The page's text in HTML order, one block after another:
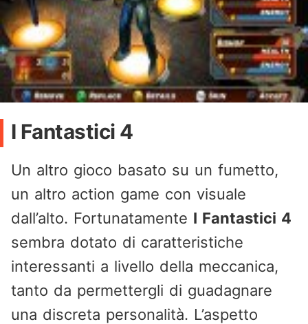
I Fantastici 4
Un altro gioco basato su un fumetto,
un altro action game con visuale
dall’alto. Fortunatamente I Fantastici 4
sembra dotato di caratteristiche
interessanti a livello della meccanica,
tanto da permettergli di guadagnare
una discreta personalità. L’aspetto